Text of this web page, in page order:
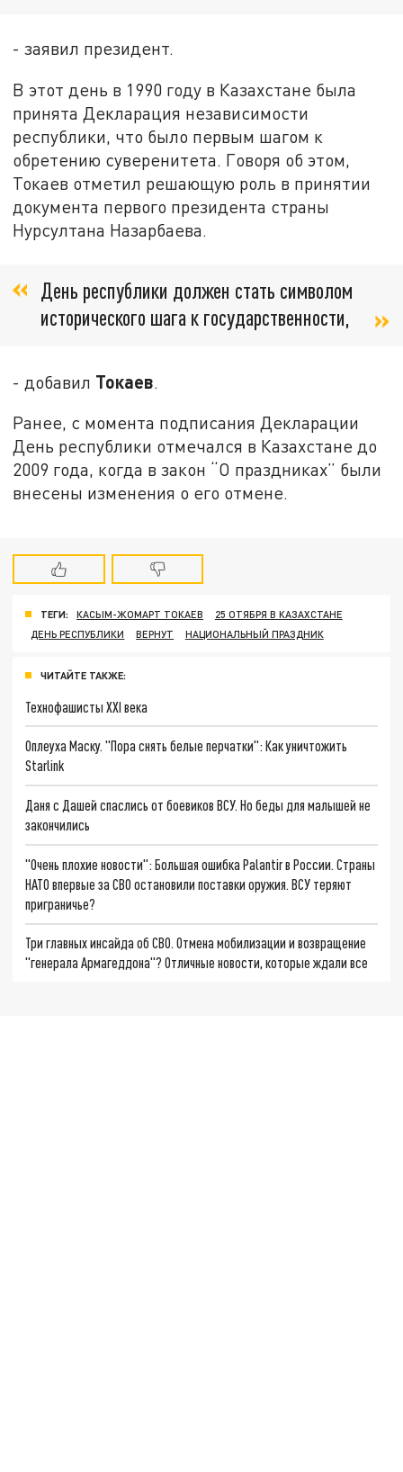
- заявил президент.
В этот день в 1990 году в Казахстане была
принята Декларация независимости
республики, что было первым шагом к
обретению суверенитета. Говоря об этом,
Токаев отметил решающую роль в принятии
документа первого президента страны
Нурсултана Назарбаева.
День республики должен стать символом
исторического шага к государственности,
- добавил Токаев
Ранее, с момента подписания Декларации
День республики отмечался в Казахстане до
2009 года, когда в закон “О праздниках” были
внесены изменения о его отмене.
ТЕГИ: КАСЫМ-ЖОМАРТ ТОКАЕВ
25 ОТЯБРЯ В КАЗАХСТАНЕ
ДЕНЬ РЕСПУБЛИКИ
ВЕРНУТ НАЦИОНАЛЬНЫЙ ПРАЗДНИК
ЧИТАЙТЕ ТАКЖЕ:
Технофашисты XXI века
Оплеуха Маску. "Пора снять белые перчатки": Как уничтожить
Starlink
Даня с Дашей спаслись от боевиков ВСУ. Но беды для малышей не
закончились
"Очень плохие новости": Большая ошибка Palantir в России. Страны
НАТО впервые за СВО остановили поставки оружия. ВСУ теряют
приграничье?
Три главных инсайда об СВО. Отмена мобилизации и возвращение
"генерала Армагеддона"? Отличные новости, которые ждали все